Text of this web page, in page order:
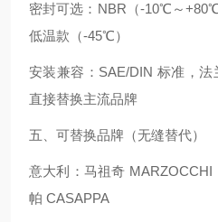
密封可选：NBR（-10℃～
低温款（-45℃）
安装兼容：SAE/DIN 标准，法
直接替换主流品牌
五、可替换品牌（无缝替代）
意大利：马祖奇 MARZOCCHI
帕 CASAPPA